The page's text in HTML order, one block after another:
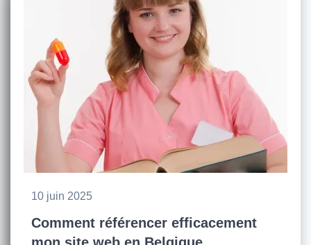
10 juin 2025
Comment référencer efficacement